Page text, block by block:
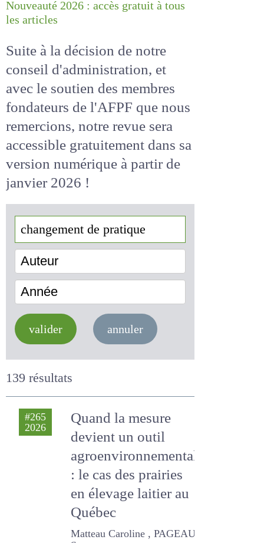
Nouveauté 2026 : accès gratuit à
Suite à la décision de notre
conseil d'administration, et
avec le soutien des membres
fondateurs de l'AFPF que nous
remercions, notre revue sera
accessiblegratuitementdans
sa version numérique
de janvier 2026 !
Auteur
valider annuler
139 résultats
#265
Quand la mesure
devient un outil
agroenvironnemental
: le cas des prairies en
élevage laitier au
Québec